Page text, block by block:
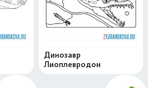
Динозавр
Лиоплевродон